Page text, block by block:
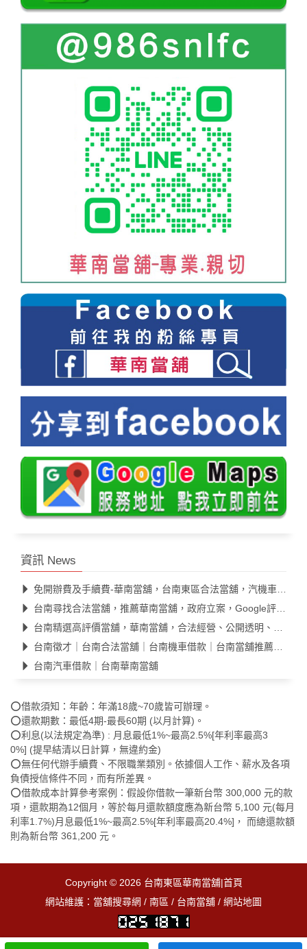
資訊 News
免開辦費及手續費-華南當舖，台南東區合法當舖，汽機車借款快速核款
台南尋找合法當舖，推薦華南當舖，政府立案，Google評價高
台南精選高評價當舖，華南當舖，合法經營、公開透明、息低保密
台南徵才｜台南合法當舖｜台南機車借款｜台南當舖推薦｜汽車借款
台南汽車借款｜台南華南當舖
⭕借款須知：年齡：年滿18歲~70歲皆可辦理。
⭕還款期數：最低4期-最長60期 (以月計算)。
⭕利息(以法規定為準) : 月息最低1%~最高2.5%[年利率最高3
0%] (提早結清以日計算，無違約金)
⭕無任何代辦手續費、不限職業類別。依據個人工作、薪水及各項
負債授信條件不同，而有所差異。
⭕借款成本計算參考案例：假設你借款一筆新台幣 300,000 元的款
項，還款期為12個月，等於每月還款額度應為新台幣 5,100 元(每月
利率1.7%)月息最低1%~最高2.5%[年利率最高20.4%]， 而總還款額
則為新台幣 361,200 元。
Copyright © 2026 台南東區華南當舖|首頁
網站維護： 當舖搜尋網 / 南區 / 台南當舖 / 網站地圖